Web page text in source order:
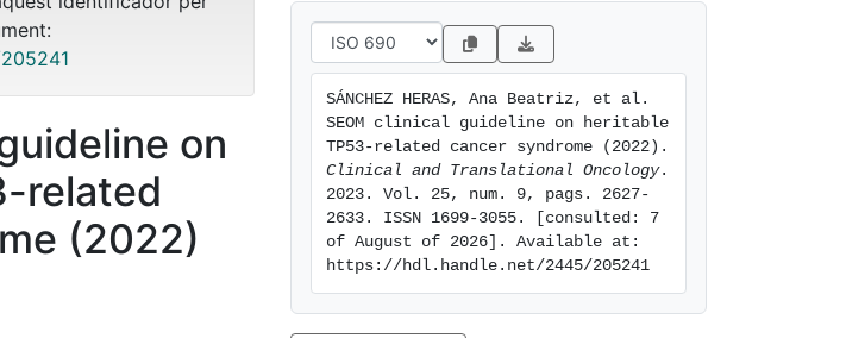
on
related
(2022)
SÁNCHEZ HERAS, Ana Beatriz, et al.
SEOM clinical guideline on heritable
Clinical and Translational Oncology.
2023. Vol. 25, num. 9, pags. 2627-
2633. ISSN 1699-3055. [consulted: 7
of August of 2026]. Available at:
https://hdl.handle.net/2445/205241